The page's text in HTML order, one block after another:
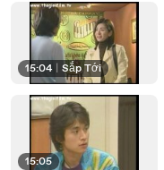
15:04 Sắp Tới
15:05